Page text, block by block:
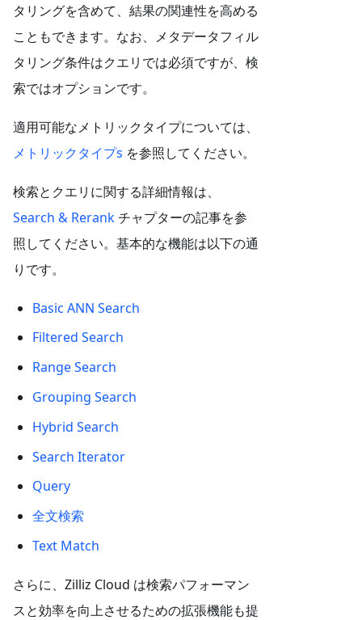
タリングを含めて、結果の関連性を高める
こともできます。なお、メタデータフィル
タリング条件はクエリでは必須ですが、検
索ではオプションです。
適用可能なメトリックタイプについては、
メトリックタイプs を参照してください。
検索とクエリに関する詳細情報は、
Search & Rerankチャプターの記事を参
照してください。基本的な機能は以下の通
りです。
Basic ANN Search
Filtered Search
Range Search
Grouping Search
Hybrid Search
Search Iterator
Query
全文検索
Text Match
さらに、Zilliz Cloud は検索パフォーマン
スと効率を向上させるための拡張機能も提